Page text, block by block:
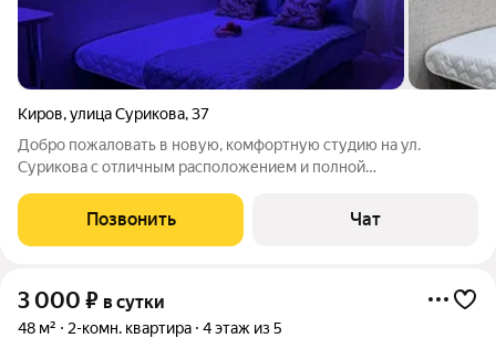
Киров,улица Сурикова,37
Добро пожаловать в новую, комфортную студию на ул.
Сурикова с отличным расположением и полной
возможность самостоятельно заселиться (в любое время
суток) без ожидания на холоде , встречи с
Позвонить Чат
3 000 ₽ в сутки
48 м² 2-комн. квартира 4 этаж из 5